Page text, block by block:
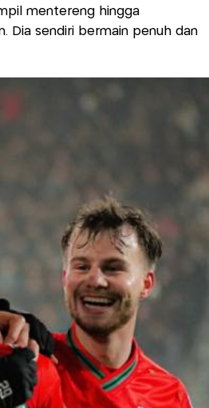
mentereng hingga
Dia sendiri bermain penuh dan